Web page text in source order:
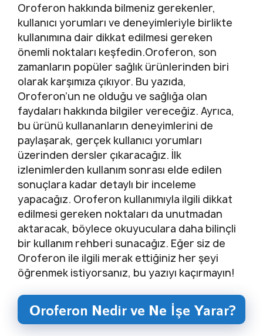
Oroferon hakkında bilmeniz gerekenler,
kullanıcı yorumları ve deneyimleriyle birlikte
kullanımına dair dikkat edilmesi gereken
önemli noktaları keşfedin.Oroferon, son
zamanların popüler sağlık ürünlerinden biri
olarak karşımıza çıkıyor. Bu yazıda,
Oroferon’un ne olduğu ve sağlığa olan
faydaları hakkında bilgiler vereceğiz. Ayrıca,
bu ürünü kullananların deneyimlerini de
paylaşarak, gerçek kullanıcı yorumları
üzerinden dersler çıkaracağız. İlk
izlenimlerden kullanım sonrası elde edilen
sonuçlara kadar detaylı bir inceleme
yapacağız. Oroferon kullanımıyla ilgili dikkat
edilmesi gereken noktaları da unutmadan
aktaracak, böylece okuyuculara daha bilinçli
bir kullanım rehberi sunacağız. Eğer siz de
Oroferon ile ilgili merak ettiğiniz her şeyi
öğrenmek istiyorsanız, bu yazıyı kaçırmayın!
Oroferon Nedir ve Ne İşe Yarar?